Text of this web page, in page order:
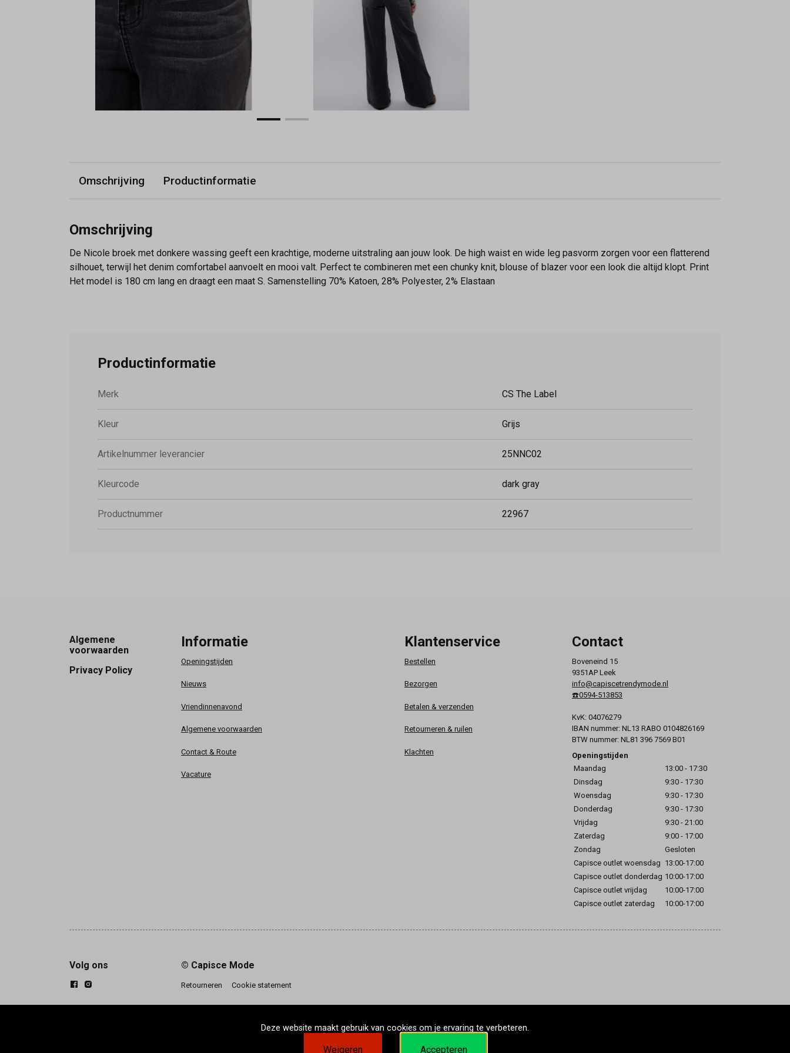
Omschrijving Productinformatie
Omschrijving
De Nicole broek met donkere wassing geeft een krachtige, moderne uitstraling aan jouw look. De high waist en wide leg pasvorm zorgen voor een flatterend
silhouet, terwijl het denim comfortabel aanvoelt en mooi valt. Perfect te combineren met een chunky knit, blouse of blazer voor een look die altijd klopt. Print
Het model is 180 cm lang en draagt een maat S. Samenstelling 70% Katoen, 28% Polyester, 2% Elastaan
Productinformatie
Merk CS The Label
Kleur Grijs
Artikelnummer leverancier 25NNC02
Kleurcode dark gray
Productnummer 22967
Footer
Algemene
voorwaarden
Privacy Policy
Informatie
Openingstijden
Nieuws
Vriendinnenavond
Algemene voorwaarden
Contact & Route
Vacature
Klantenservice
Bestellen
Bezorgen
Betalen & verzenden
Retourneren & ruilen
Klachten
Contact
Boveneind 15
9351AP Leek
info@capiscetrendymode.nl
☎️0594-513853
KvK: 04076279
IBAN nummer: NL13 RABO 0104826169
BTW nummer: NL81 396 7569 B01
Openingstijden
Maandag
13:00 - 17:30
Dinsdag
9:30 - 17:30
Woensdag
9:30 - 17:30
Donderdag
9:30 - 17:30
Vrijdag
9:30 - 21:00
Zaterdag
9:00 - 17:00
Zondag
Gesloten
Capisce outlet woensdag 13:00-17:00
Capisce outlet donderdag 10:00-17:00
Capisce outlet vrijdag
10:00-17:00
Capisce outlet zaterdag
10:00-17:00
Volg ons © Capisce Mode
Retourneren Cookie statement
Deze website maakt gebruik van cookies om je ervaring te verbeteren.
Weigeren Accepteren